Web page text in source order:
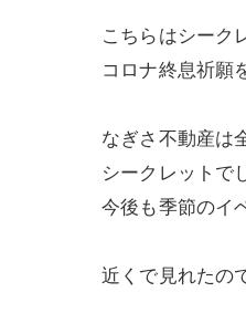
こちらはシーク
コロナ終息祈願
なぎさ不動産は
シークレットで
今後も季節のイ
近くで見れたの